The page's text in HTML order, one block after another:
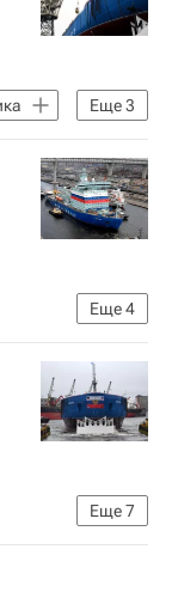
Еще3
Еще4
Еще7